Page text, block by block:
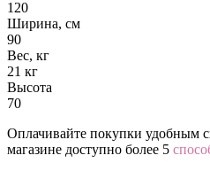
120
Ширина, см
90
Вес, кг
21 кг
Высота
70
Оплачивайте покупки удобным
магазине доступно более 5